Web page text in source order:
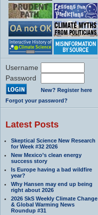
Username
Password
New? Register here
Forgot your password?
Latest Posts
Skeptical Science New Research
for Week #32 2026
New Mexico’s clean energy
success story
Is Europe having a bad wildfire
year?
Why Hansen may end up being
right about 2026
2026 SkS Weekly Climate Change
& Global Warming News
Roundup #31